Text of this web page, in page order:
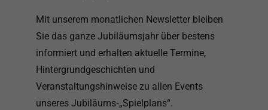
Mit unserem monatlichen Newsletter bleiben
Sie das ganze Jubiläumsjahr über bestens
informiert und erhalten aktuelle Termine,
Hintergrundgeschichten und
Veranstaltungshinweise zu allen Events
unseres Jubiläums‑„Spielplans“.